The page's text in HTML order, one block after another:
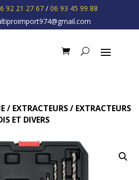
92 21 27 67 /06 93 45 99 88
/ EXTRACTEURS/ EXTRACTEURS
ET DIVERS